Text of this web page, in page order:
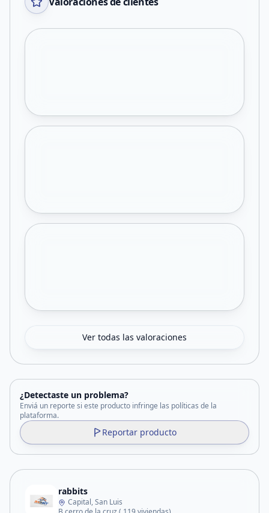
Ver todas las valoraciones
¿Detectaste un problema?
Enviá un reporte si este producto infringe las políticas de la
plataforma.
Reportar producto
rabbits
Capital, San Luis